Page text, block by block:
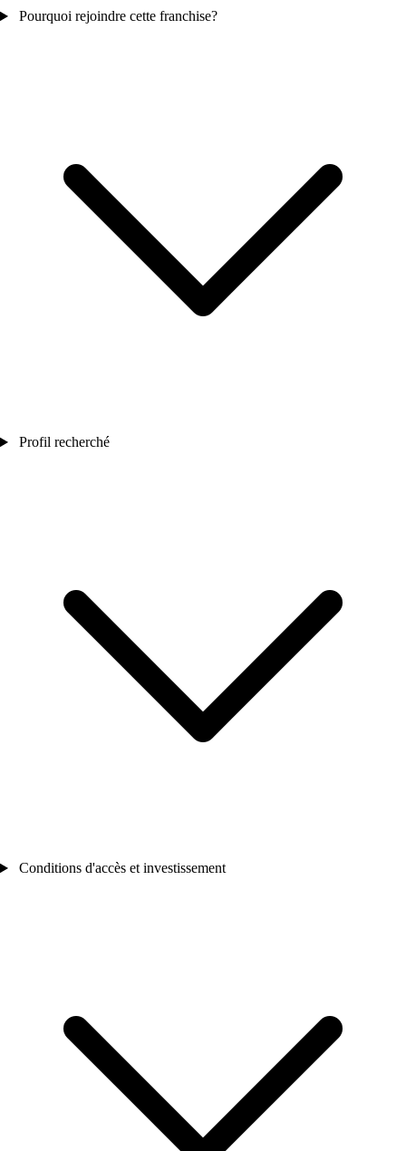
Pourquoi rejoindre cette franchise?
Profil recherché
Conditions d'accès et investissement